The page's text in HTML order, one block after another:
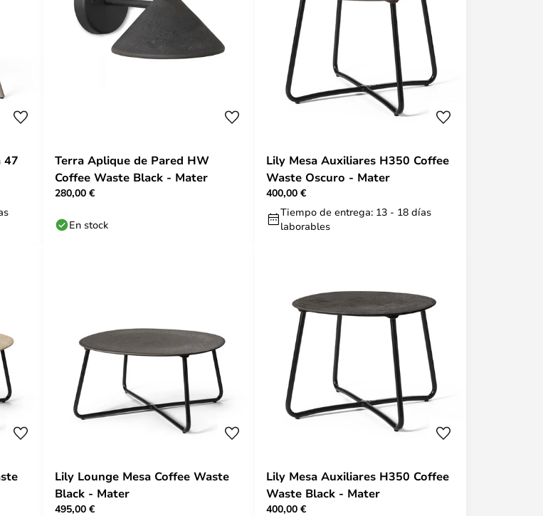
47
Terra Aplique de Pared HW
Coffee Waste Black - Mater
280,00 €
En stock
Lily Mesa Auxiliares H350 Coffee
Waste Oscuro - Mater
400,00 €
Tiempo de entrega: 13 - 18 días
laborables
Lily Lounge Mesa Coffee Waste
Black - Mater
495,00 €
Lily Mesa Auxiliares H350 Coffee
Waste Black - Mater
400,00 €